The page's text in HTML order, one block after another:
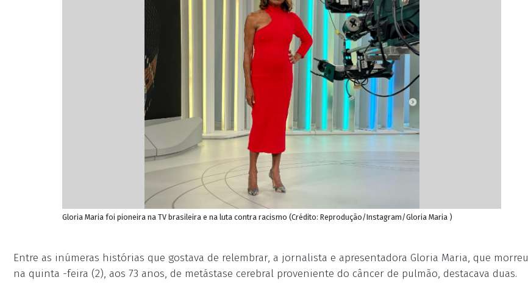
Gloria Maria foi pioneira na TV brasileira e na luta contra racismo (Crédito: Reprodução/Instagram/Gloria Maria )
Entre as inúmeras histórias que gostava de relembrar, a jornalista e apresentadora Gloria Maria, que morreu
na quinta -feira (2), aos 73 anos, de metástase cerebral proveniente do câncer de pulmão, destacava duas.